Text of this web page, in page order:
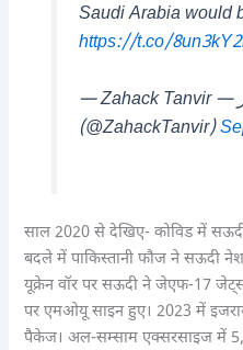
Saudi Arabia would
https://t.co/
— Zahack Tanvir — ضحاك تنوير
(@ZahackTanvir)
साल 2020 से देखिए- कोविड में
बदले में पाकिस्तानी फौज ने सऊदी
यूक्रेन वॉर पर सऊदी ने जेएफ-17 जेट्स
पर एमओयू साइन हुए। 2023 में
पैकेज। अल-सम्साम एक्सरसाइज में